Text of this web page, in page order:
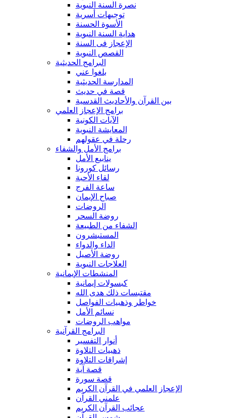
نصرة السنة النبوية
توجيهات أسرية
الأسوة الحسنة
هداية السنة النبوية
الإعجاز فى السنة
القصص النبوية
البرامج الحديثية
بلغوا عني
المدارسة الحديثية
قصة في حديث
بين القرآن والأحاديث القدسية
برامج الإعجاز العلمي
الآيات الكونية
المعايشة النبوية
رحلة في عقولهم
برامج الأمل والشفاء
ينابيع الأمل
رسائل كورونا
لقاء الأحبة
ساعة الفرج
صباح الإيمان
الروضات
روضة السحر
الشفاء من الطبيعة
المستبشرون
الداء والدواء
روضة الأصيل
العلاجات النبوية
المنشطات الإيمانية
كبسولات إيمانية
مقتبسات ذلك هدى الله
خواطر وذهبيات الفواصل
نسائم الأمل
مواهب الروضات
البرامج القرآنية
أنوار التفسير
ذهبيات التلاوة
إشراقات التلاوة
قصة آية
قصة سورة
الإعجاز العلمي في القرآن الكريم
علمني القرآن
عجائب القرآن الكريم